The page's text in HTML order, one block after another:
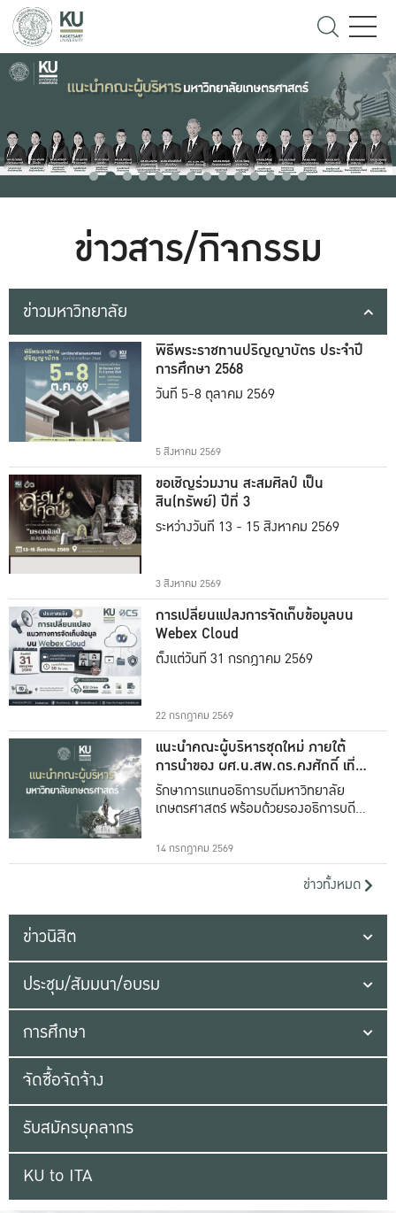
ข่าวสาร/กิจกรรม
ข่าวมหาวิทยาลัย
พิธีพระราชทานปริญญาบัตร ประจำปี
การศึกษา 2568
วันที่ 5-8 ตุลาคม 2569
5 สิงหาคม 2569
ขอเชิญร่วมงาน สะสมศิลป์ เป็น
สิน(ทรัพย์) ปีที่ 3
ระหว่างวันที่ 13 - 15 สิงหาคม 2569
3 สิงหาคม 2569
การเปลี่ยนแปลงการจัดเก็บข้อมูลบน
Webex Cloud
ตั้งแต่วันที่ 31 กรกฎาคม 2569
22 กรกฎาคม 2569
แนะนำคณะผู้บริหารชุดใหม่ ภายใต้
การนำของ ผศ.น.สพ.ดร.คงศักดิ์ เที่ยง
ธรรม
รักษาการแทนอธิการบดีมหาวิทยาลัย
เกษตรศาสตร์ พร้อมด้วยรองอธิการบดีทั้ง
14 กรกฎาคม 2569
ข่าวทั้งหมด
ข่าวนิสิต
ประชุม/สัมมนา/อบรม
การศึกษา
จัดซื้อจัดจ้าง
รับสมัครบุคลากร
KU to ITA